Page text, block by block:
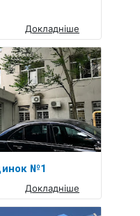
Докладніше
№1
Докладніше